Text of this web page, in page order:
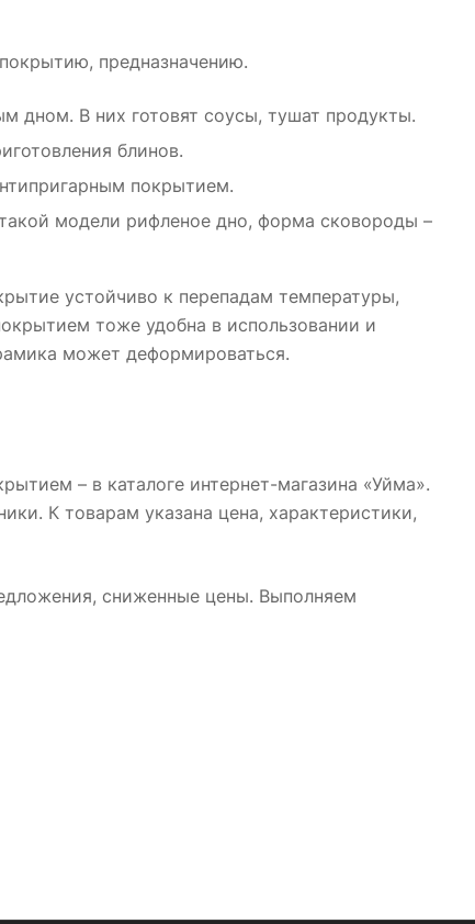
предназначению.
дном. В них готовят соусы, тушат продукты.
блинов.
покрытием.
модели рифленое дно, форма сковороды –
устойчиво к перепадам температуры,
тоже удобна в использовании и
может деформироваться.
– в каталоге интернет-магазина «Уйма».
К товарам указана цена, характеристики,
сниженные цены. Выполняем